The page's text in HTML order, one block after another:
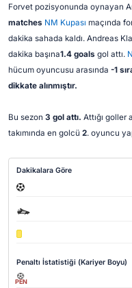
Forvet pozisyonunda oynayan
matches NM Kupası maçında
dakika sahada kaldı. Andreas
dakika başına1.4 goals gol attı.
hücum oyuncusu arasında -1
dikkate alınmıştır.
Bu sezon 3 gol attı. Attığı goller
takımında en golcü 2. oyuncu
Dakikalara Göre
Penaltı İstatistiği (Kariyer Boyu)
PEN